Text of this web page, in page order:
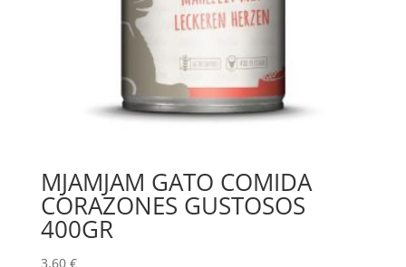
MJAMJAM GATO COMIDA
CORAZONES GUSTOSOS
400GR
3,60 €